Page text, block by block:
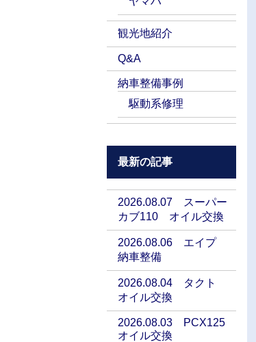
観光地紹介
Q&A
納車整備事例
駆動系修理
最新の記事
2026.08.07 スーパー
カブ110 オイル交換
2026.08.06 エイプ
納車整備
2026.08.04 タクト
オイル交換
2026.08.03 PCX125
オイル交換